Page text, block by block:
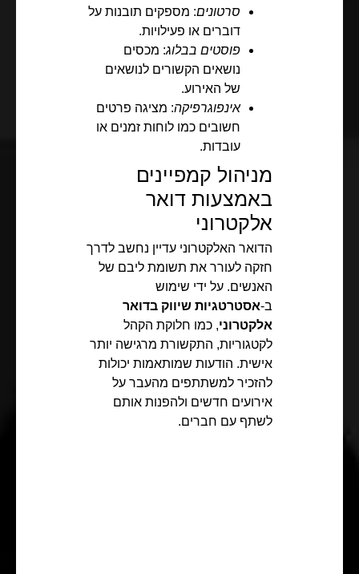
סרטונים: מספקים תובנות על
דוברים או פעילויות.
פוסטים בבלוג: מכסים
נושאים הקשורים לנושאים
של האירוע.
אינפוגרפיקה: מציגה פרטים
חשובים כמו לוחות זמנים או
עובדות.
מניהול קמפיינים
באמצעות דואר
אלקטרוני
הדואר האלקטרוני עדיין נחשב לדרך
חזקה לעורר את תשומת ליבם של
האנשים. על ידי שימוש
ב-אסטרטגיות שיווק בדואר
אלקטרוני, כמו חלוקת הקהל
לקטגוריות, התקשורת מרגישה יותר
אישית. הודעות שמותאמות יכולות
להזכיר למשתתפים מהעבר על
אירועים חדשים ולהפנות אותם
לשתף עם חברים.